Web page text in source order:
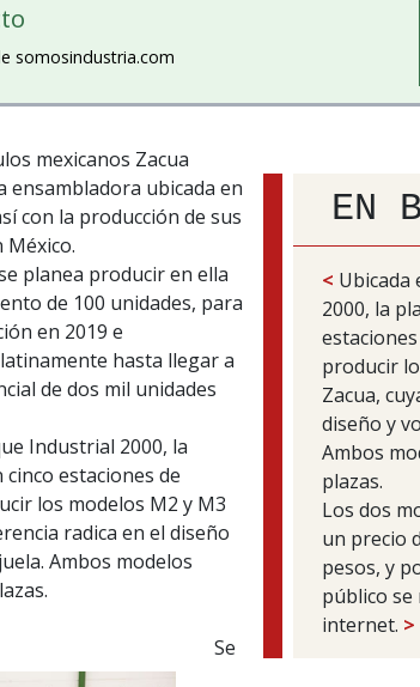
somosindustria.com
EN
< Ubicada
2000, la
producir
Zacua,
diseño y
Ambos
plazas.
Los dos
un precio
pesos, y
público se
internet. >
mexicanos Zacua
ensambladora ubicada en
con la producción de sus
México.
planea producir en ella
de 100 unidades, para
en 2019 e
hasta llegar a
de dos mil unidades
Industrial 2000, la
estaciones de
los modelos M2 y M3
radica en el diseño
Ambos modelos
Se